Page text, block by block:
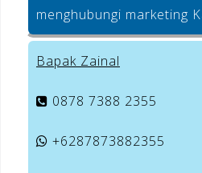
menghubungi marketing
Bapak Zainal
0878 7388 2355
+6287873882355